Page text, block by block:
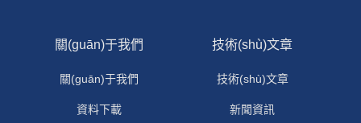
關(guān)于我們
關(guān)于我們
資料下載
技術(shù)文章
技術(shù)文章
新聞資訊